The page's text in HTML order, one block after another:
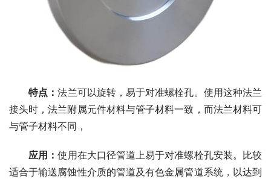
特点：法兰可以旋转，易于对准螺栓孔。使用这种法兰
接头时，法兰附属元件材料与管子材料一致，而法兰材料可
与管子材料不同，
应用：使用在大口径管道上易于对准螺栓孔安装。比较
适合于输送腐蚀性介质的管道及有色金属管道系统，以达到